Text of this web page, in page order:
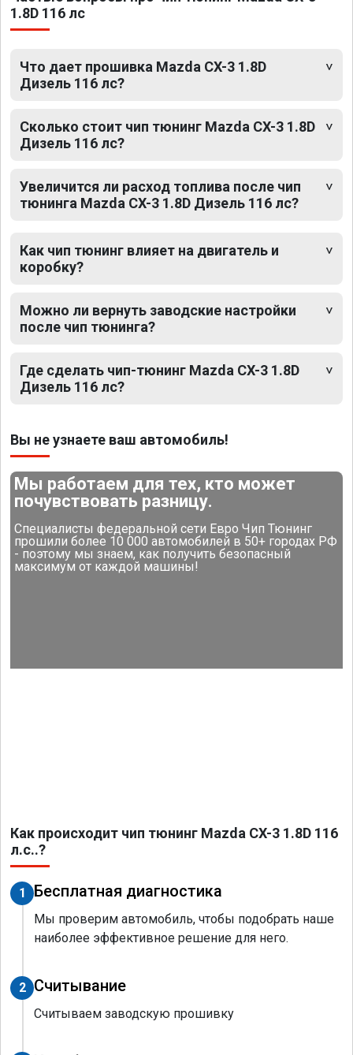
1.8D 116 лс
Что дает прошивка Mazda CX-3 1.8D
Дизель 116 лс?
Сколько стоит чип тюнинг Mazda CX-3 1.8D
Дизель 116 лс?
Увеличится ли расход топлива после чип
тюнинга Mazda CX-3 1.8D Дизель 116 лс?
Как чип тюнинг влияет на двигатель и
коробку?
Можно ли вернуть заводские настройки
после чип тюнинга?
Где сделать чип-тюнинг Mazda CX-3 1.8D
Дизель 116 лс?
Вы не узнаете ваш автомобиль!
Мы работаем для тех, кто может
почувствовать разницу.
Специалисты федеральной сети Евро Чип Тюнинг
прошили более 10 000 автомобилей в 50+ городах РФ
- поэтому мы знаем, как получить безопасный
максимум от каждой машины!
Как происходит чип тюнинг Mazda CX-3 1.8D 116
л.с..?
1 Бесплатная диагностика
Мы проверим автомобиль, чтобы подобрать наше
наиболее эффективное решение для него.
2 Считывание
Считываем заводскую прошивку